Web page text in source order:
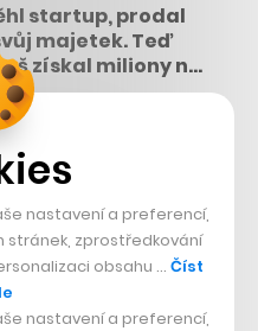
startup, prodal
majetek. Teď
získal miliony na
stavebnictví
města – včetně
práci. Není nic
není to však
u pracovního stolu,“
New York Times
nastavení a preferencí,
stránek, zprostředkování
obsahu … Číst
nastavení a preferencí,